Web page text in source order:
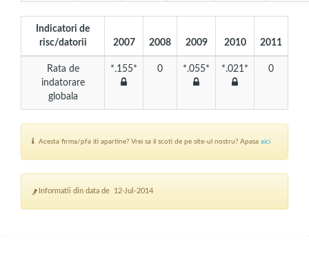
Indicatori de
risc/datorii
2007 2008 2009 2010 2011
Rata de
indatorare
globala
*.155* 0 *.055* *.021* 0
Acesta firma/pfa iti apartine? Vrei sa il scoti de pe site-ul nostru? Apasa aici
Informatii din data de 12-Jul-2014